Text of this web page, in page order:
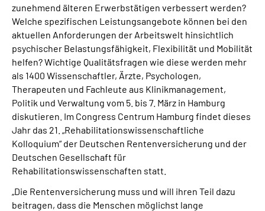
Inhalte in Gebärdensprache (DGS)
Leichte Sprache
Suche
Mein Kundenportal
zunehmend älteren Erwerbstätigen verbessert werden?
Welche spezifischen Leistungsangebote können bei den
aktuellen Anforderungen der Arbeitswelt hinsichtlich
psychischer Belastungsfähigkeit, Flexibilität und Mobilität
helfen? Wichtige Qualitätsfragen wie diese werden mehr
als 1400 Wissenschaftler, Ärzte, Psychologen,
Therapeuten und Fachleute aus Klinikmanagement,
Politik und Verwaltung vom 5. bis 7. März in Hamburg
diskutieren. Im Congress Centrum Hamburg findet dieses
Jahr das 21. „Rehabilitationswissenschaftliche
Kolloquium“ der Deutschen Rentenversicherung und der
Deutschen Gesellschaft für
Rehabilitationswissenschaften statt.
„Die Rentenversicherung muss und will ihren Teil dazu
beitragen, dass die Menschen möglichst lange